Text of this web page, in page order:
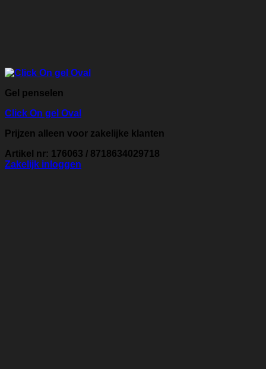
Gel penselen
Click On gel Oval
Prijzen alleen voor zakelijke klanten
Artikel nr: 176063 / 8718634029718
Zakelijk inloggen